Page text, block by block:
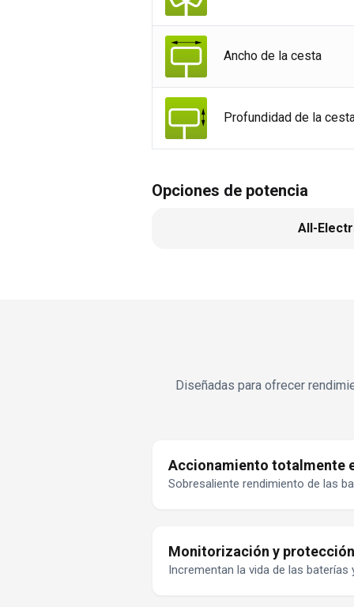
Ancho de la cesta
Profundidad de la
Opciones de potencia
All-
Diseñadas para ofrecer
Accionamiento totalmente
Sobresaliente rendimiento de las
Monitorización y
Incrementan la vida de las